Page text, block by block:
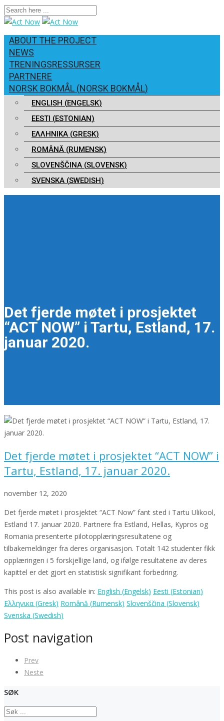
ABOUT THE PROJECT
NEWS
TRENINGSRESSURSER
PARTNERE
NORSK BOKMÅL (NORSK BOKMÅL)
ENGLISH (ENGELSK)
EESTI (ESTONIAN)
ΕΛΛΗΝΙΚΑ (GRESK)
ROMÂNĂ (RUMENSK)
SLOVENŠČINA (SLOVENSK)
SVENSKA (SWEDISH)
Det fjerde møtet i prosjektet
“ACT NOW” i Tartu, Estland, 17.
januar 2020.
Det fjerde møtet i prosjektet “ACT NOW” i
Tartu, Estland, 17. januar 2020.
november 12, 2020
Det fjerde møtet i prosjektet “ACT Now” fant sted i Tartu Ulikool,
Estland 17. januar 2020. Partnere fra Estland, Hellas, Kypros og
Romania presenterte pilotopplæringsresultatene og
tilbakemeldinger fra deres organisasjon. Totalt 142 studenter fikk
opplæringen i 5 forskjellige land, og ifølge resultatene av deres
kapittel er det gjort en statistisk signifikant forbedring.
This post is also available in: English (Engelsk) Eesti (Estonian)
Ελληνικα (Gresk) Română (Rumensk) Slovenščina (Slovensk)
Svenska (Swedish)
Post navigation
Prev
Neste
SØK